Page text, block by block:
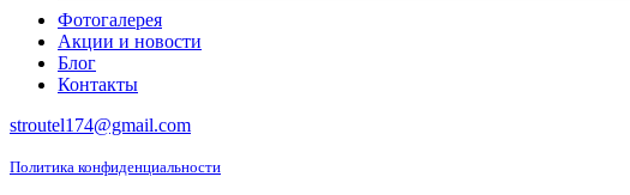
Фотогалерея
Акции и новости
Блог
Контакты
stroutel174@gmail.com
Политика конфиденциальности